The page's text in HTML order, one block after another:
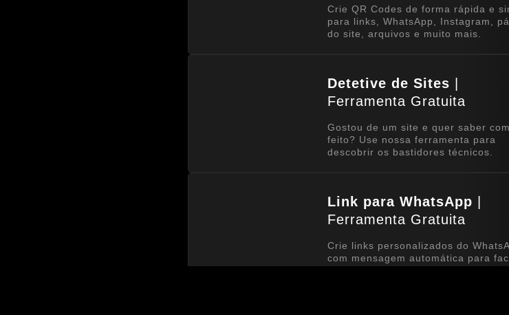
Crie QR Codes de forma rápida e
para links, WhatsApp, Instagram,
do site, arquivos e muito mais.
Detetive de Sites |
Ferramenta Gratuita
Gostou de um site e quer saber
feito? Use nossa ferramenta para
descobrir os bastidores técnicos.
Link para WhatsApp |
Ferramenta Gratuita
Crie links personalizados do
com mensagem automática para